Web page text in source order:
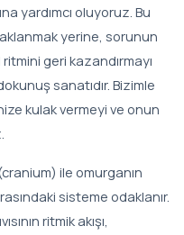
yardımcı oluyoruz. Bu
yerine, sorunun
geri kazandırmayı
sanatıdır. Bizimle
kulak vermeyi ve onun
ile omurganın
sisteme odaklanır.
ritmik akışı,